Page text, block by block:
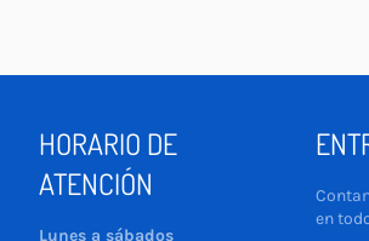
HORARIO DE
ATENCIÓN
Lunes a sábados
en